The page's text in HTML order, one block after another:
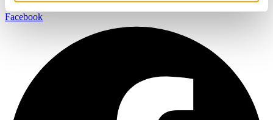
højest mulige kvalitet.
Facebook